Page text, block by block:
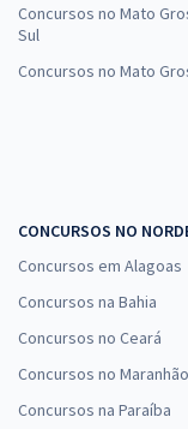
Concursos no Mato
Sul
Concursos no Mato
CONCURSOS NO
Concursos em Alagoas
Concursos na Bahia
Concursos no Ceará
Concursos no Maranhão
Concursos na Paraíba